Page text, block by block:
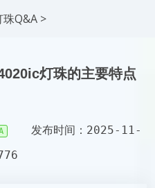
珠Q&A >
灯珠的主要特点
发布时间：2025-11-